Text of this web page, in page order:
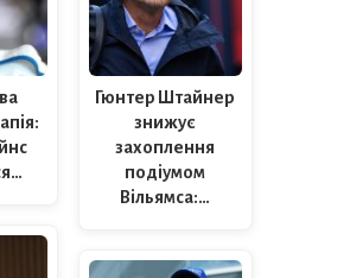
Гюнтер Штайнер
знижує
захоплення
подіумом
Вільямса:…